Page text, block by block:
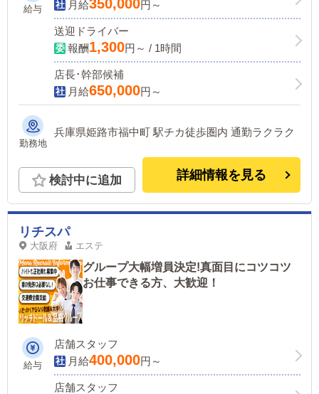
給与
月給350,000円～
送迎ドライバー
報酬1,300円～ / 1時間
店長･幹部候補
月給650,000円～
勤務地
兵庫県姫路市福中町 駅チカ徒歩圏内 通勤ラクラク
検討中に追加 詳細情報を見る
リチスパ
大阪府 エステ
グループ大幅増員決定!真面目にコツコツ
お仕事できる方、大歓迎！
給与
店舗スタッフ
月給400,000円～
店舗スタッフ